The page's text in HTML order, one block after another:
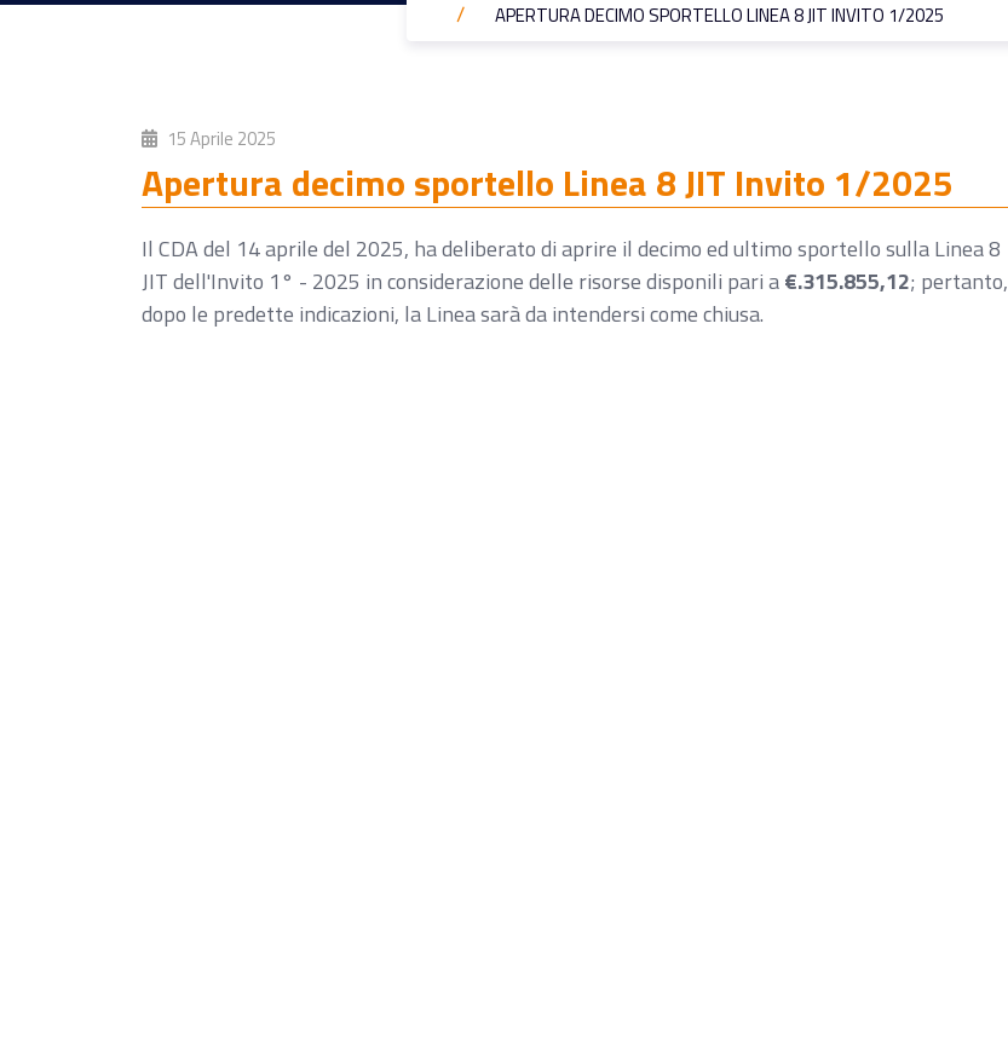
APERTURA DECIMO SPORTELLO LINEA 8 JIT INVITO 1/2025
15 Aprile 2025
Apertura decimo sportello Linea 8 JIT Invito 1/2025
Il CDA del 14 aprile del 2025, ha deliberato di aprire il decimo ed ultimo sportello sulla Linea 8
JIT dell'Invito 1° - 2025 in considerazione delle risorse disponili pari a€.315.855,12; pertanto,
dopo le predette indicazioni, la Linea sarà da intendersi come chiusa.